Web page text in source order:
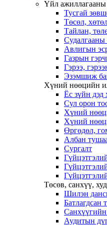
Үйл ажиллагааны
Тусгай
Төсөл,
Тайлан,
Судалгааны
Авлигын
Газрын
Гэрээ,
Эзэмшиж
Хүний нөөцийн
Ёс зүйн дэд
Сул орон
Хүний
Хүний
Өргөдөл,
Албан
Сургалт
Төсөв, санхүү,
Шилэн
Батлагдсан
Санхүүгийн
Аудитын